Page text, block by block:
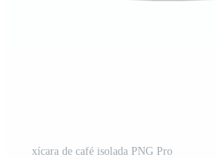
xícara de café isolada PNG Pro